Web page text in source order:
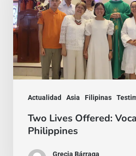
Actualidad Asia Filipinas
Vocations
in
the
Philippines
Two Lives Offered:
Philippines
Grecia Bárraga